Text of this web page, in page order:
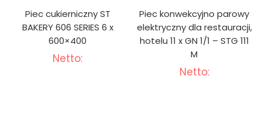
Piec cukierniczny ST
BAKERY 606 SERIES 6 x
600×400
Netto:
Piec konwekcyjno parowy
elektryczny dla restauracji,
hotelu 11 x GN 1/1 – STG 111
M
Netto: